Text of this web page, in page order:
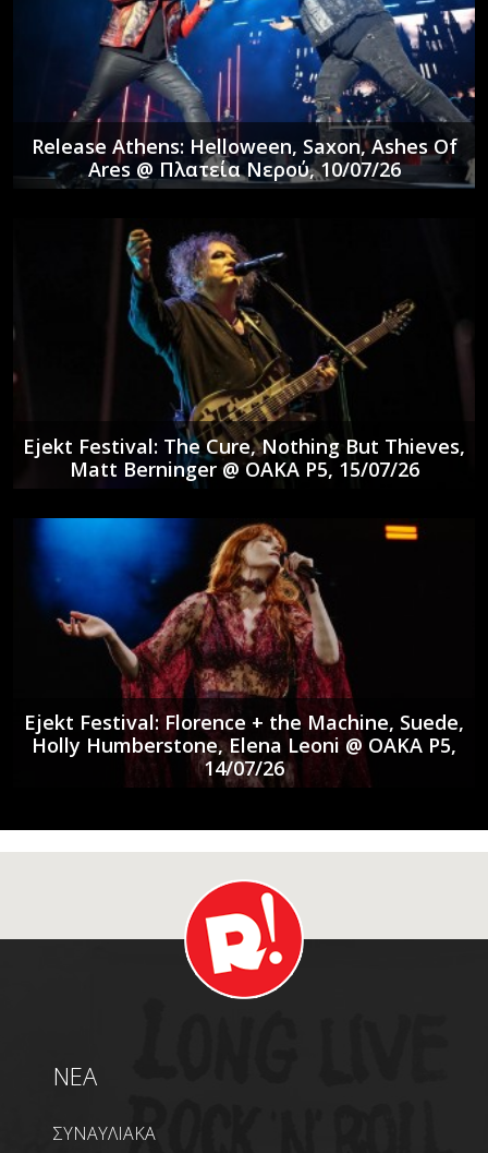
Release Athens: Helloween, Saxon, Ashes Of
Ares @ Πλατεία Νερού, 10/07/26
Ejekt Festival: The Cure, Nothing But Thieves,
Matt Berninger @ ΟΑΚΑ P5, 15/07/26
Ejekt Festival: Florence + the Machine, Suede,
Holly Humberstone, Elena Leoni @ ΟΑΚΑ P5,
14/07/26
NEA
ΣΥΝΑΥΛΙΑΚΑ